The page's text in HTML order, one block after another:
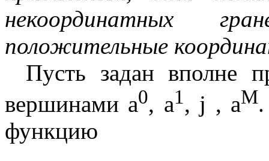
некоординатных
положительные
Пусть задан вполне
вершинами a0, a1, ј , aM
функцию